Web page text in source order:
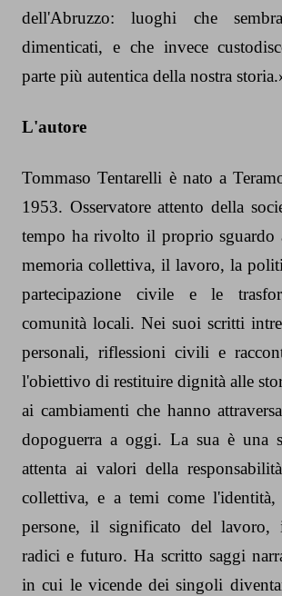
dell'Abruzzo: luoghi che
dimenticati, e che invece
parte più autentica della nostra
L'autore
Tommaso Tentarelli è nato a
1953. Osservatore attento della
tempo ha rivolto il proprio sguardo
memoria collettiva, il lavoro, la
partecipazione civile e le
comunità locali. Nei suoi scritti
personali, riflessioni civili e
l'obiettivo di restituire dignità alle
ai cambiamenti che hanno
dopoguerra a oggi. La sua è una
attenta ai valori della
collettiva, e a temi come
persone, il significato del lavoro,
radici e futuro. Ha scritto saggi
in cui le vicende dei singoli